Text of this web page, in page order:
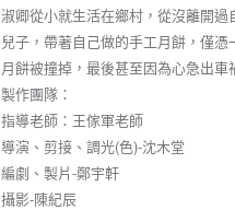
淑卿從小就生活在鄉村，從沒離開
兒子，帶著自己做的手工月餅，僅
月餅被撞掉，最後甚至因為心急出
製作團隊：
指導老師：王傢軍老師
導演、剪接、調光(色)-沈木堂
編劇、製片-鄭宇軒
攝影-陳紀辰